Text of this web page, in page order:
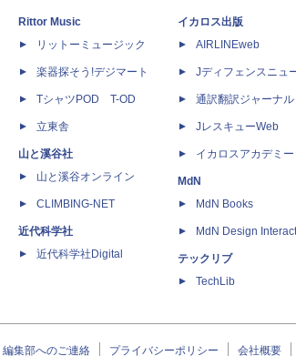
Rittor Music
リットーミュージック
楽器探そう!デジマート
TシャツPOD T-OD
立東舎
山と溪谷社
山と溪谷オンライン
CLIMBING-NET
近代科学社
近代科学社Digital
イカロス出版
AIRLINEweb
Jディフェンスニュ
通訳翻訳ジャーナル
JレスキューWeb
イカロスアカデミー
MdN
MdN Books
MdN Design
テックリブ
TechLib
編集部へのご連絡 プライバシーポリシー 会社概要